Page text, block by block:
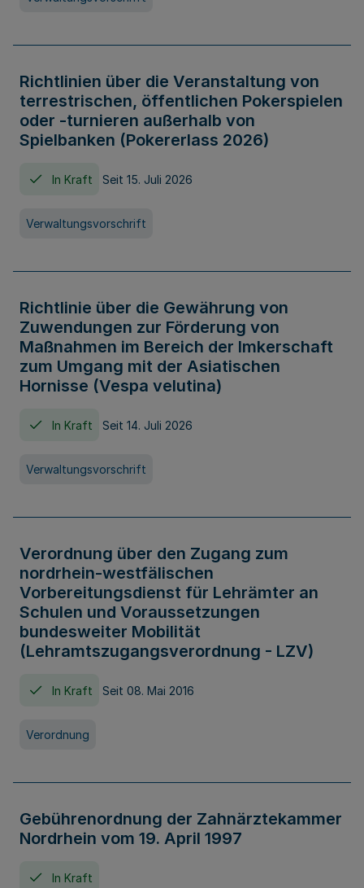
Richtlinien über die Veranstaltung von
terrestrischen, öffentlichen Pokerspielen
oder -turnieren außerhalb von
Spielbanken (Pokererlass 2026)
In Kraft Seit 15. Juli 2026
Verwaltungsvorschrift
Richtlinie über die Gewährung von
Zuwendungen zur Förderung von
Maßnahmen im Bereich der Imkerschaft
zum Umgang mit der Asiatischen
Hornisse (Vespa velutina)
In Kraft Seit 14. Juli 2026
Verwaltungsvorschrift
Verordnung über den Zugang zum
nordrhein-westfälischen
Vorbereitungsdienst für Lehrämter an
Schulen und Voraussetzungen
bundesweiter Mobilität
(Lehramtszugangsverordnung - LZV)
In Kraft Seit 08. Mai 2016
Verordnung
Gebührenordnung der Zahnärztekammer
Nordrhein vom 19. April 1997
In Kraft